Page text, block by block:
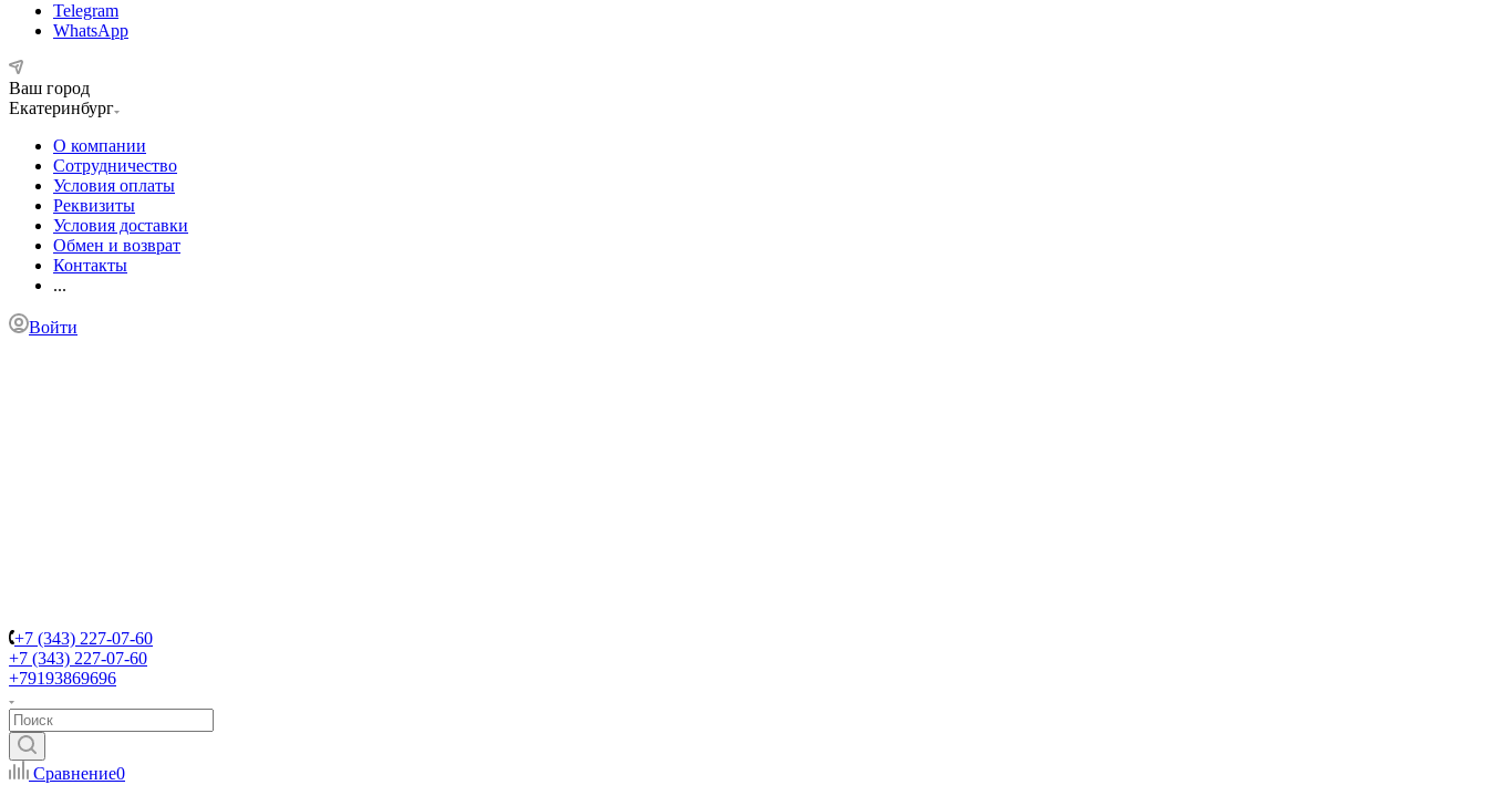
Telegram
WhatsApp
Ваш город
Екатеринбург
О компании
Сотрудничество
Условия оплаты
Реквизиты
Условия доставки
Обмен и возврат
Контакты
...
Войти
+7 (343) 227-07-60
+7 (343) 227-07-60
+79193869696
Сравнение0